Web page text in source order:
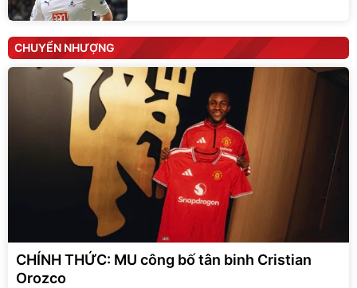
CHUYỂN NHƯỢNG
CHÍNH THỨC: MU công bố tân binh Cristian
Orozco